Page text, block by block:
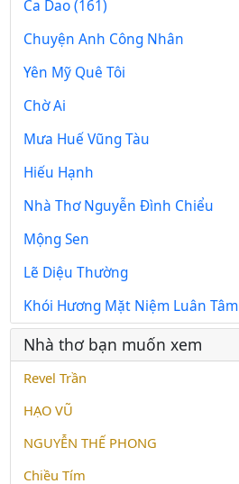
Ca Dao (161)
Chuyện Anh Công Nhân
Yên Mỹ Quê Tôi
Chờ Ai
Mưa Huế Vũng Tàu
Hiếu Hạnh
Nhà Thơ Nguyễn Đình Chiểu
Mộng Sen
Lẽ Diệu Thường
Khói Hương Mặt Niệm Luân Tâm
Nhà thơ bạn muốn xem
Revel Trần
HẠO VŨ
NGUYỄN THẾ PHONG
Chiều Tím